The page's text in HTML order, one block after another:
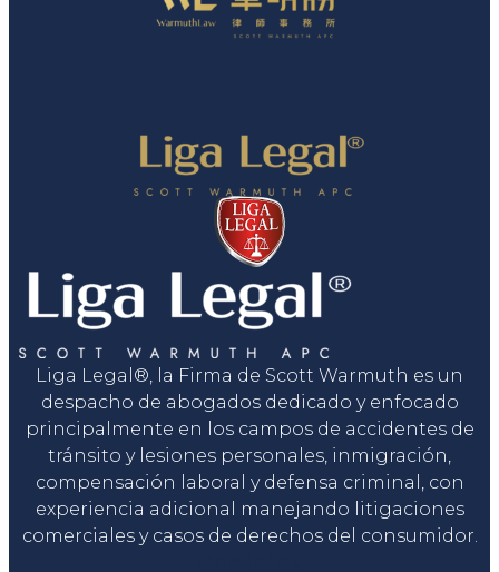
Liga Legal®, la Firma de Scott Warmuth es un
despacho de abogados dedicado y enfocado
principalmente en los campos de accidentes de
tránsito y lesiones personales, inmigración,
compensación laboral y defensa criminal, con
experiencia adicional manejando litigaciones
comerciales y casos de derechos del consumidor.